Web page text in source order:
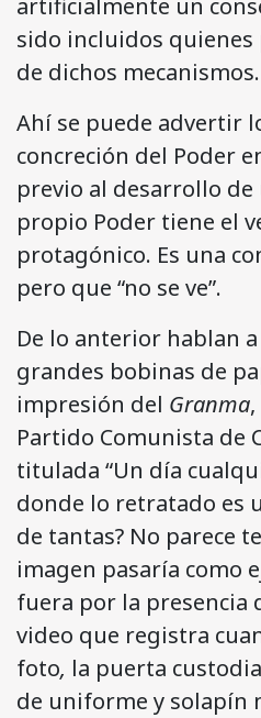
artificialmente un
sido incluidos quienes
de dichos mecanismos.
Ahí se puede advertir
concreción del Poder
previo al desarrollo
propio Poder tiene el
protagónico. Es una
pero que “no se ve”.
De lo anterior hablan
grandes bobinas de
impresión del Granma
Partido Comunista de
titulada “Un día
donde lo retratado es
de tantas? No parece
imagen pasaría como
fuera por la presencia
video que registra
foto, la puerta
de uniforme y solapín